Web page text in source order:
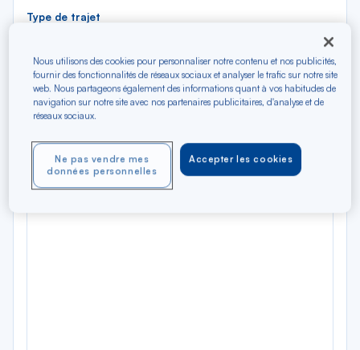
Type de trajet
Filtrer Vider
Précédent
N/A*
Aller / Retour — Économique
Nous utilisons des cookies pour personnaliser notre contenu et nos publicités,
fournir des fonctionnalités de réseaux sociaux et analyser le trafic sur notre site
web. Nous partageons également des informations quant à vos habitudes de
navigation sur notre site avec nos partenaires publicitaires, d'analyse et de
réseaux sociaux.
Accepter les cookies
Ne pas vendre mes
données personnelles